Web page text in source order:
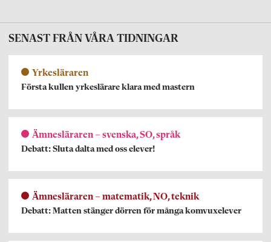
SENAST FRÅN VÅRA TIDNINGAR
Yrkesläraren
Första kullen yrkeslärare klara med mastern
Ämnesläraren – svenska, SO, språk
Debatt: Sluta dalta med oss elever!
Ämnesläraren – matematik, NO, teknik
Debatt: Matten stänger dörren för många komvuxelever